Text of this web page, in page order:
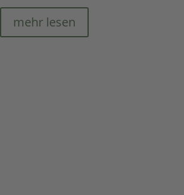
mehr lesen